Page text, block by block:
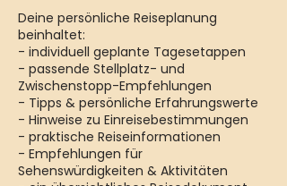
Deine persönliche Reiseplanung
beinhaltet:
- individuell geplante Tagesetappen
- passende Stellplatz- und
Zwischenstopp-Empfehlungen
- Tipps & persönliche Erfahrungswerte
- Hinweise zu Einreisebestimmungen
- praktische Reiseinformationen
- Empfehlungen für
Sehenswürdigkeiten & Aktivitäten